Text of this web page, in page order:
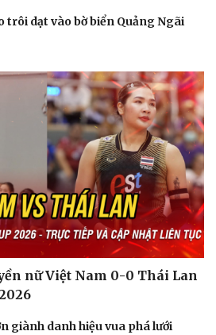
trôi dạt vào bờ biển Quảng Ngãi
nữ Việt Nam 0-0 Thái Lan
giành danh hiệu vua phá lưới